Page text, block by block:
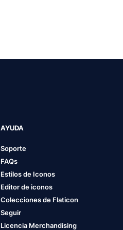
AYUDA
Soporte
FAQs
Estilos de Iconos
Editor de iconos
Colecciones de Flaticon
Seguir
Licencia Merchandising